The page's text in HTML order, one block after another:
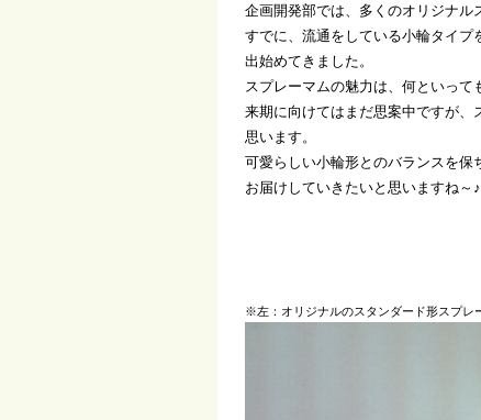
企画開発部では、多くのオリジナル
すでに、流通をしている小輪タイプ
出始めてきました。
スプレーマムの魅力は、何といって
来期に向けてはまだ思案中ですが、
思います。
可愛らしい小輪形とのバランスを保
お届けしていきたいと思いますね～♪
※左：オリジナルのスタンダード形スプ